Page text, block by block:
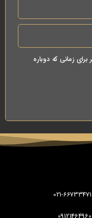
زمانی که دوباره
021-66733471